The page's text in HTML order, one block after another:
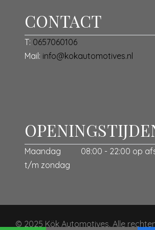
CONTACT
T: 0657060106
Mail: info@kokautomotives.nl
Maandag
t/m zondag
08:00 - 22:00 op
© 2025 Kök Automotives. Alle